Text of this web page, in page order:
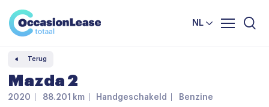
NL
Leasevoorwaarden
Veelgestelde vragen
Nieuws en tips
Over ons
Vergelijker
Terug
Mazda 2
2020 88.201 km Handgeschakeld Benzine